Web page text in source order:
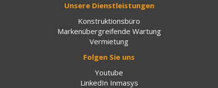
Unsere Dienstleistungen
Konstruktionsbüro
Markenübergreifende Wartung
Vermietung
Folgen Sie uns
Youtube
LinkedIn Inmasys